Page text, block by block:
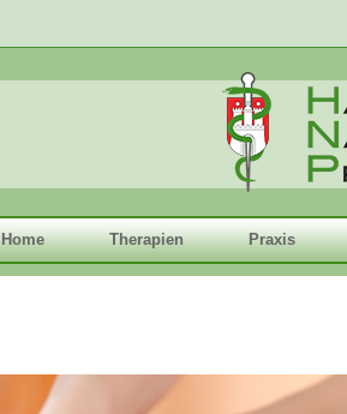
Home Therapien Praxis